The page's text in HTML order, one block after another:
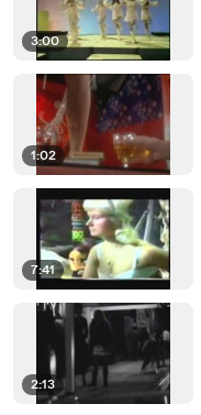
3:00
1:02
7:41
2:13